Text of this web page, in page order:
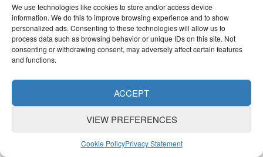
We use technologies like cookies to store and/or access device
information. We do this to improve browsing experience and to show
personalized ads. Consenting to these technologies will allow us to
process data such as browsing behavior or unique IDs on this site. Not
consenting or withdrawing consent, may adversely affect certain features
and functions.
ACCEPT
VIEW PREFERENCES
Cookie PolicyPrivacy Statement
年齢別人口
最大は40〜44歳の96人です。最小は90〜94歳の4人で
す。
年齢男女別人口
最大は男性（40〜44歳)の51人です。最小は男性（90〜94
配偶者別人口
最大は有配偶の327人です。最小は死別・離別の53人で